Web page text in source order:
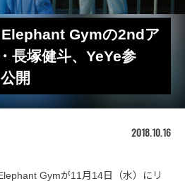
Elephant Gymの2ndア
長塚健斗、YeYe参
開
2018.10.16
Gymが11月14日（水）にリ